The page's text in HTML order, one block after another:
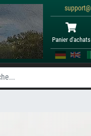
Panier d'achats